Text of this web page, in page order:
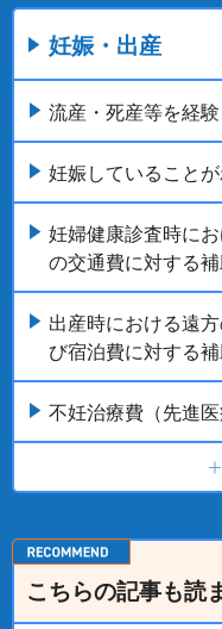
妊娠・出産
流産・死産等を経
妊娠していること
妊婦健康診査時に
の交通費に対する
出産時における遠
び宿泊費に対する
不妊治療費（先進
こちらの記事も読